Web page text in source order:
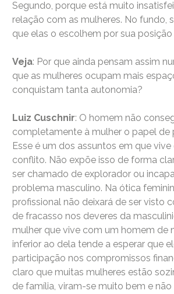
Segundo, porque está muito
relação com as mulheres. No fundo,
que elas o escolhem por sua posição
Veja: Por que ainda pensam assim
que as mulheres ocupam mais
conquistam tanta autonomia?
Luiz Cuschnir: O homem não
completamente à mulher o papel de
Esse é um dos assuntos em que
conflito. Não expõe isso de forma
ser chamado de explorador ou
problema masculino. Na ótica
profissional não deixará de ser visto
de fracasso nos deveres da
mulher que vive com um homem de
inferior ao dela tende a esperar que
participação nos compromissos
claro que muitas mulheres estão
de família, viram-se muito bem e